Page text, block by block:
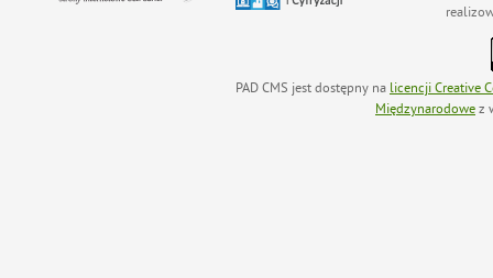
PAD CMS jest dostępny na licencji Creative
Międzynarodowe z